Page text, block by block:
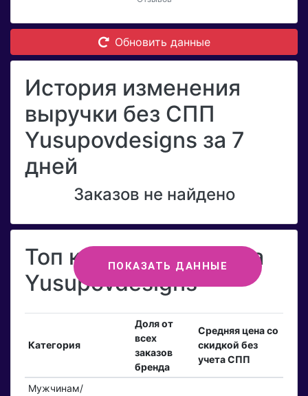
Обновить данные
История изменения
выручки без СПП
Yusupovdesigns за 7
дней
ПОКАЗАТЬ ДАННЫЕ
Заказов не найдено
Топ категорий бренда
Yusupovdesigns
Категория
Доля от
всех
заказов
бренда
Средняя цена со
скидкой без
учета СПП
Мужчинам/